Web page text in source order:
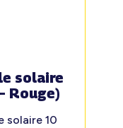
solaire
Rouge)
solaire 10